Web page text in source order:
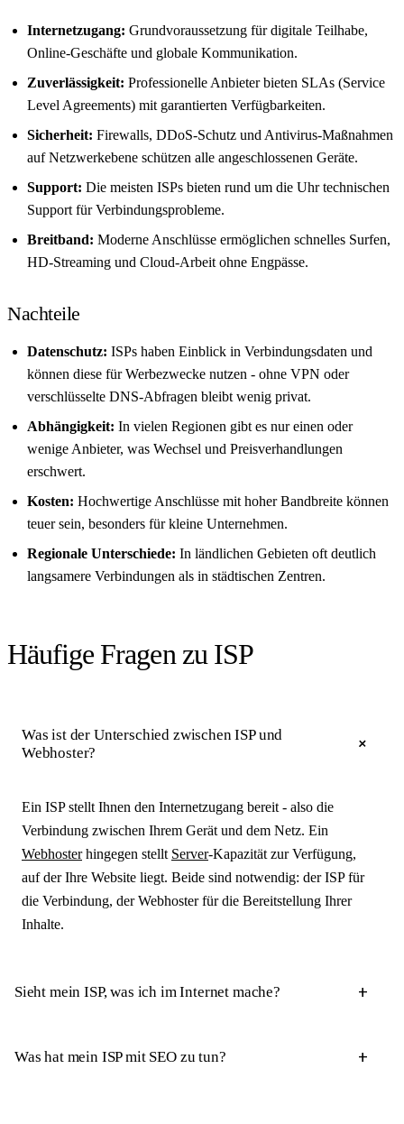
Internetzugang: Grundvoraussetzung für digitale Teilhabe,
Online-Geschäfte und globale Kommunikation.
Zuverlässigkeit: Professionelle Anbieter bieten SLAs (Service
Level Agreements) mit garantierten Verfügbarkeiten.
Sicherheit: Firewalls, DDoS-Schutz und Antivirus-Maßnahmen
auf Netzwerkebene schützen alle angeschlossenen Geräte.
Support: Die meisten ISPs bieten rund um die Uhr technischen
Support für Verbindungsprobleme.
Breitband: Moderne Anschlüsse ermöglichen schnelles Surfen,
HD-Streaming und Cloud-Arbeit ohne Engpässe.
Nachteile
Datenschutz: ISPs haben Einblick in Verbindungsdaten und
können diese für Werbezwecke nutzen - ohne VPN oder
verschlüsselte DNS-Abfragen bleibt wenig privat.
Abhängigkeit: In vielen Regionen gibt es nur einen oder
wenige Anbieter, was Wechsel und Preisverhandlungen
erschwert.
Kosten: Hochwertige Anschlüsse mit hoher Bandbreite können
teuer sein, besonders für kleine Unternehmen.
Regionale Unterschiede: In ländlichen Gebieten oft deutlich
langsamere Verbindungen als in städtischen Zentren.
Häufige Fragen zu ISP
Was ist der Unterschied zwischen ISP und
Webhoster?
Ein ISP stellt Ihnen den Internetzugang bereit - also die
Verbindung zwischen Ihrem Gerät und dem Netz. Ein
Webhosterhingegen stellt Server-Kapazität zur Verfügung,
auf der Ihre Website liegt. Beide sind notwendig: der ISP für
die Verbindung, der Webhoster für die Bereitstellung Ihrer
Inhalte.
Sieht mein ISP, was ich im Internet mache?
Was hat mein ISP mit SEO zu tun?